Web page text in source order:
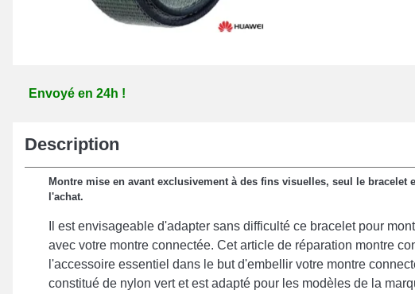
Envoyé en 24h !
Description
Montre mise en avant exclusivement à des fins visuelles, seul le bracelet
l'achat.
Il est envisageable d'adapter sans difficulté ce bracelet pour
avec votre montre connectée. Cet article de réparation montre
l'accessoire essentiel dans le but d'embellir votre montre
constitué de nylon vert et est adapté pour les modèles de la